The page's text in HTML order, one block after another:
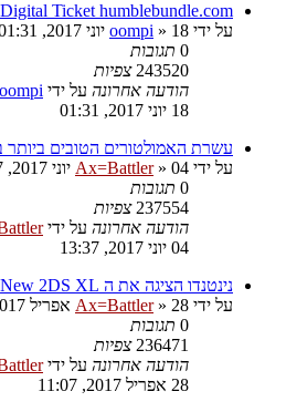
Ticket humblebundle.com
על ידי
oompi » 18 יוני 2017, 01:31
0 תגובות
243520 צפיות
הודעה אחרונה על ידי oompi
18 יוני 2017, 01:31
עשרת האמולטורים הטובים ביותר ב 2017 על פי
על ידי
Ax=Battler» 04 יוני 2017, 13:37
0 תגובות
237554 צפיות
הודעה אחרונה על ידי
04 יוני 2017, 13:37
נינטנדו הציגה את ה New 2DS XL
על ידי
Ax=Battler» 28 אפריל 2017, 11:07
0 תגובות
236471 צפיות
הודעה אחרונה על ידי
28 אפריל 2017, 11:07